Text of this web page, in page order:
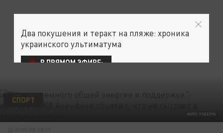
ФОТО: FREEPIK
СПОРТ
Два покушения и теракт на пляже: хроника
украинского ультиматума
В ПРЯМОМ ЭФИРЕ: